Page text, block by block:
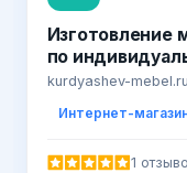
Изготовление
по
kurdyashev-mebel.ru
Интернет-
1